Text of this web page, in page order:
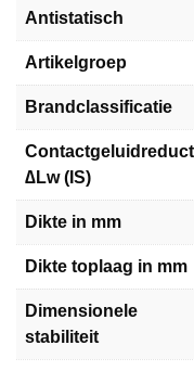
Antistatisch
Artikelgroep
Brandclassificatie
∆Lw (IS)
Dikte in mm
Dikte toplaag in mm
Dimensionele
stabiliteit